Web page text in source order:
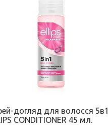
догляд для волосся 5в1
CONDITIONER 45 мл.